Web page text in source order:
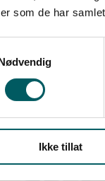
som de har
Ikke tillat
retningsløse
Det kan nok
Når mål,